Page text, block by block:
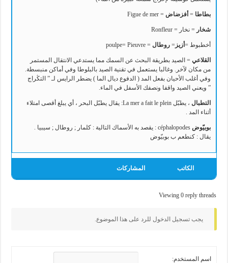
بطاطا = أفزضاض = Figue de mer
شخار = نخار = Ronfleur
أخطبوط = أزيز =روطال = poulpe= Pieuvre
القلاعي = الصيد بطريقة البحث عن السمك مما يستدعي الانتقال المستمر
من مكان لآخر. وغالبا يستعمل في تقنية الصيد بالبلوطا وفي أماكن منبسطة.
وفي أغلب الأحيان بفعل المد ( الدفوع ديال الما ) يضطر الرايس لـ ” التڭراج
” ويعني الصيد واقفا ونصفك الأسفل في الماء.
التطبال
، يطبّل La mer a fait le plein: يقال يطبّل البحر ، أي يبلغ أقصى امتلاء
أثناء المد .
بوبيّوض
céphalopodes : يقصد به الأسماك التالية : كلمار ; روطال ; سيبيا .
يقال : كنطعم ب بوبيّوض
الكاتب المشاركات
Viewing 0 reply threads
يجب تسجيل الدخول للرد على هذا الموضوع.
اسم المستخدم: